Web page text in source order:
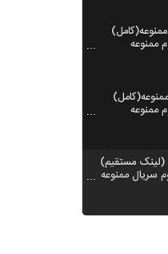
2 سریال ممنوعه(کامل)
ممنوعه
۲ سریال ممنوعه(کامل)
ممنوعه
فصل 2 ممنوعه (لینک مستقیم)
ممنوعه